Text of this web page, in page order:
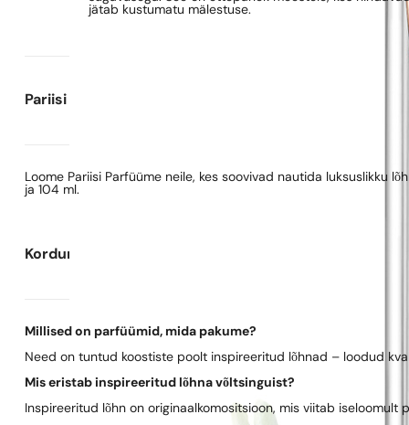
jätab kustumatu mälestuse.
Pariisi Parfüümide kohta
Loome Pariisi Parfüüme neile, kes soovivad nautida luksuslikku
ja 104 ml.
Korduma kippuvad küsimused
Millised on parfüümid, mida pakume?
Need on tuntud koostiste poolt inspireeritud lõhnad – loodud
Mis eristab inspireeritud lõhna võltsinguist?
Inspireeritud lõhn on originaalkomositsioon, mis viitab